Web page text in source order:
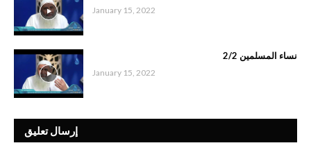
January 15, 2022
نساء المسلمين 2/2
January 15, 2022
إرسال تعليق